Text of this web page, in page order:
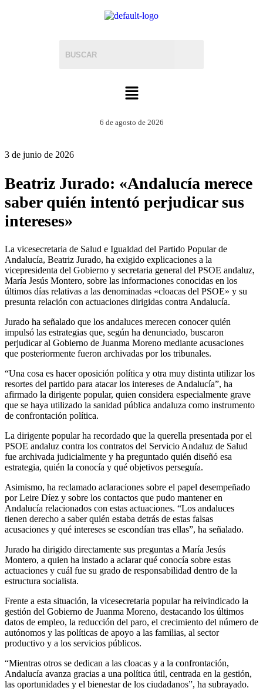
6 de agosto de 2026
3 de junio de 2026
Beatriz Jurado: «Andalucía merece
saber quién intentó perjudicar sus
intereses»
La vicesecretaria de Salud e Igualdad del Partido Popular de
Andalucía, Beatriz Jurado, ha exigido explicaciones a la
vicepresidenta del Gobierno y secretaria general del PSOE andaluz,
María Jesús Montero, sobre las informaciones conocidas en los
últimos días relativas a las denominadas «cloacas del PSOE» y su
presunta relación con actuaciones dirigidas contra Andalucía.
Jurado ha señalado que los andaluces merecen conocer quién
impulsó las estrategias que, según ha denunciado, buscaron
perjudicar al Gobierno de Juanma Moreno mediante acusaciones
que posteriormente fueron archivadas por los tribunales.
“Una cosa es hacer oposición política y otra muy distinta utilizar los
resortes del partido para atacar los intereses de Andalucía”, ha
afirmado la dirigente popular, quien considera especialmente grave
que se haya utilizado la sanidad pública andaluza como instrumento
de confrontación política.
La dirigente popular ha recordado que la querella presentada por el
PSOE andaluz contra los contratos del Servicio Andaluz de Salud
fue archivada judicialmente y ha preguntado quién diseñó esa
estrategia, quién la conocía y qué objetivos perseguía.
Asimismo, ha reclamado aclaraciones sobre el papel desempeñado
por Leire Díez y sobre los contactos que pudo mantener en
Andalucía relacionados con estas actuaciones. “Los andaluces
tienen derecho a saber quién estaba detrás de estas falsas
acusaciones y qué intereses se escondían tras ellas”, ha señalado.
Jurado ha dirigido directamente sus preguntas a María Jesús
Montero, a quien ha instado a aclarar qué conocía sobre estas
actuaciones y cuál fue su grado de responsabilidad dentro de la
estructura socialista.
Frente a esta situación, la vicesecretaria popular ha reivindicado la
gestión del Gobierno de Juanma Moreno, destacando los últimos
datos de empleo, la reducción del paro, el crecimiento del número de
autónomos y las políticas de apoyo a las familias, al sector
productivo y a los servicios públicos.
“Mientras otros se dedican a las cloacas y a la confrontación,
Andalucía avanza gracias a una política útil, centrada en la gestión,
las oportunidades y el bienestar de los ciudadanos”, ha subrayado.